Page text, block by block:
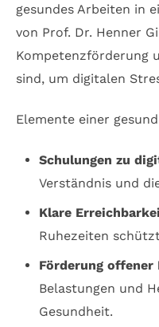
gesundes Arbeiten in
von Prof. Dr. Henner
Kompetenzförderung
sind, um digitalen
Elemente einer
Schulungen zu
Verständnis und
Klare
Ruhezeiten
Förderung
Belastungen und
Gesundheit.